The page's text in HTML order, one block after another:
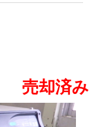
売却済み